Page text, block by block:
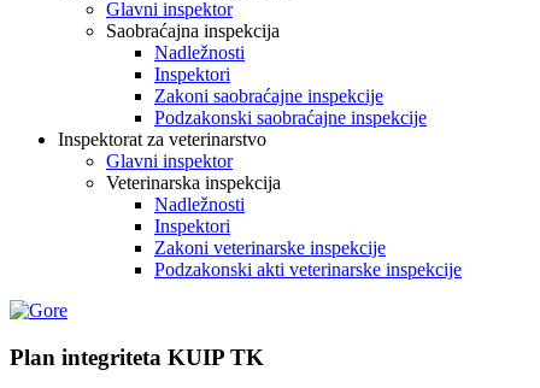
Glavni inspektor
Saobraćajna inspekcija
Nadležnosti
Inspektori
Zakoni saobraćajne inspekcije
Podzakonski saobraćajne inspekcije
Inspektorat za veterinarstvo
Glavni inspektor
Veterinarska inspekcija
Nadležnosti
Inspektori
Zakoni veterinarske inspekcije
Podzakonski akti veterinarske inspekcije
Plan integriteta KUIP TK